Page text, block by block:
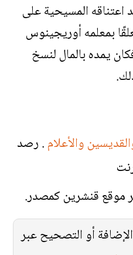
المسيحية على
بمعلمه أوريجينوس
يمده بالمال لنسخ
والأعلام. رصد
موقع قنشرين كمصدر.
أو التصحيح عبر